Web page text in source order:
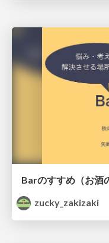
Barのすすめ（お酒
zucky_zakizaki